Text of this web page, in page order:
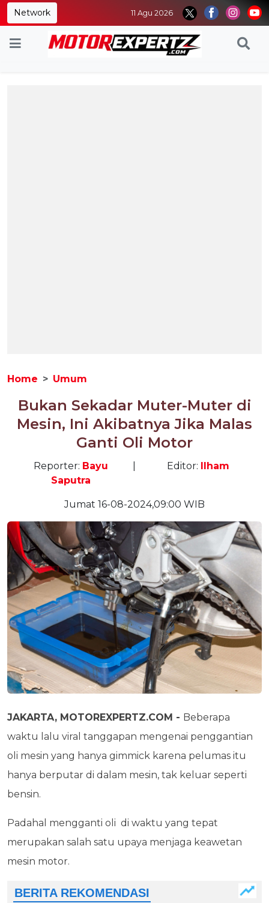
Network 11 Agu 2026
Home Umum
Bukan Sekadar Muter-Muter di
Mesin, Ini Akibatnya Jika Malas
Ganti Oli Motor
Reporter: Bayu
Saputra
Editor: Ilham
Jumat 16-08-2024,09:00 WIB
JAKARTA, MOTOREXPERTZ.COM - Beberapa
waktu lalu viral tanggapan mengenai penggantian
oli mesin yang hanya gimmick karena pelumas itu
hanya berputar di dalam mesin, tak keluar seperti
bensin.
Padahal mengganti oli di waktu yang tepat
merupakan salah satu upaya menjaga keawetan
mesin motor.